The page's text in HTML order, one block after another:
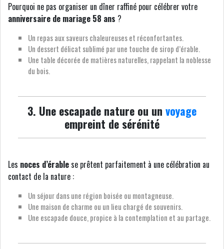
Pourquoi ne pas organiser un dîner raffiné pour célébrer votre
anniversaire de mariage 58 ans ?
Un repas aux saveurs chaleureuses et réconfortantes.
Un dessert délicat sublimé par une touche de sirop d’érable.
Une table décorée de matières naturelles, rappelant la noblesse
du bois.
3. Une escapade nature ou un voyage
empreint de sérénité
Les noces d’érablese prêtent parfaitement à une célébration au
contact de la nature :
Un séjour dans une région boisée ou montagneuse.
Une maison de charme ou un lieu chargé de souvenirs.
Une escapade douce, propice à la contemplation et au partage.